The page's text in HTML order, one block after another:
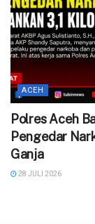
ACEH
Polres Aceh
Pengedar
Ganja
28 JULI 2026